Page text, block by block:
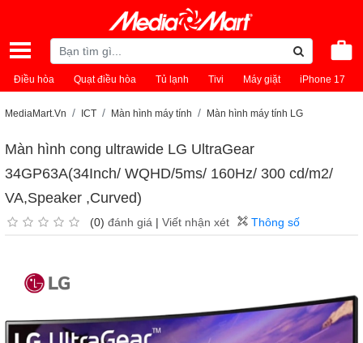
Điều hòa Quạt điều hòa Tủ lạnh Tivi Máy giặt iPhone 17
MediaMart.Vn ICT Màn hình máy tính Màn hình máy tính LG
Màn hình cong ultrawide LG UltraGear
34GP63A(34Inch/ WQHD/5ms/ 160Hz/ 300 cd/m2/
VA,Speaker ,Curved)
(0) đánh giá | Viết nhận xét Thông số